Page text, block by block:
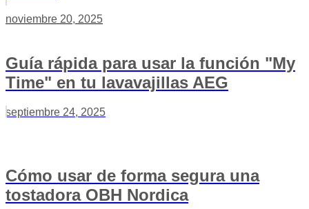
noviembre 20, 2025
Guía rápida para usar la función "My
Time" en tu lavavajillas AEG
septiembre 24, 2025
Cómo usar de forma segura una
tostadora OBH Nordica